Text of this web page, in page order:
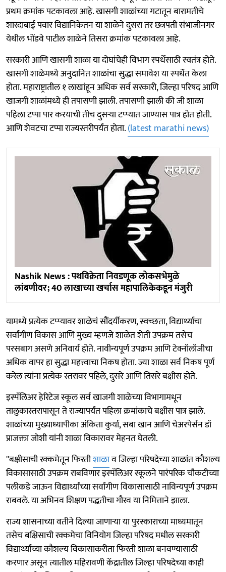
प्रथम क्रमांक पटकावला आहे. खासगी शाळांच्‍या गटातून बारामतीचे
शारदाबाई पवार विद्यानिकेतन या शाळेने दुसरा तर छत्रपती संभाजीनगर
येथील भोंडवे पाटील शाळेने तिसरा क्रमांक पटकावला आहे.
सरकारी आणि खासगी शाळा या दोघांचेही विभाग स्पर्धेसाठी स्वतंत्र होते.
खासगी शाळेमध्ये अनुदानित शाळांचा सुद्धा समावेश या स्‍पर्धेत केला
होता. महाराष्ट्रातील १ लाखांहून अधिक सर्व सरकारी, जिल्हा परिषद आणि
खाजगी शाळांमध्ये ही तपासणी झाली. तपासणी झाली की जी शाळा
पहिला टप्पा पार करयाची तीच दुसऱ्या टप्प्यात जाण्यास पात्र होत होती.
आणि शेवटचा टप्पा राज्यस्तरीपर्यंत होता.(latest marathi news)
Nashik News : पथविक्रेता निवडणूक लोकसभेमुळे
लांबणीवर; 40 लाखाच्या खर्चास महापालिकेकडून मंजुरी
यामध्ये प्रत्येक टप्प्यावर शाळेचं सौंदर्यीकरण, स्वच्छता, विद्यार्थ्यांचा
सर्वांगीण विकास आणि मुख्य म्हणजे शाळेत शेती उपक्रम तसेच
परसबाग असणे अनिवार्य होते. नावीन्यपूर्ण उपक्रम आणि टेक्नॉलॉजीचा
अधिक वापर हा सुद्धा महत्त्वाचा निकष होता. ज्या शाळा सर्व निकष पूर्ण
करेल त्यांना प्रत्येक स्तरावर पहिले, दुसरे आणि तिसरे बक्षीस होते.
इस्पॅलिअर हेरिटेज स्कूल सर्व खाजगी शाळेच्या विभागामधून
तालुकास्तरापासून ते राज्यापर्यंत पहिला क्रमांकाचे बक्षीस पात्र झाले.
शाळांच्या मुख्याध्यापीका अंकिता कुर्या, सबा खान आणि चेअरपेर्सन डॉ
प्राजक्ता जोशी यांनी शाळा विकारावर मेहनत घेतली.
''बक्षीसाची रक्कमेतून फिरतीशाळाव जिल्हा परिषदेच्या शाळांत कौशल्य
विकासासाठी उपक्रम राबविणार इस्पॅलिअर स्कूलने पारंपरिक चौकटीच्या
पलीकडे जाऊन विद्यार्थ्यांच्या सर्वांगीण विकासासाठी नाविन्यपूर्ण उपक्रम
राबवले. या अभिनव शिक्षण पद्धतीचा गौरव या निमित्ताने झाला.
राज्य शासनाच्या वतीने दिल्या जाणाऱ्या या पुरस्काराच्या माध्यमातून
तसेच बक्षिसाची रक्कमेचा विनियोग जिल्हा परिषद मधील सरकारी
विद्यार्थ्यांच्या कौशल्य विकासाकरीता फिरती शाळा बनवण्यासाठी
करणार असून त्यातील महिरावणी केंद्रातील जिल्हा परिषदेच्या काही